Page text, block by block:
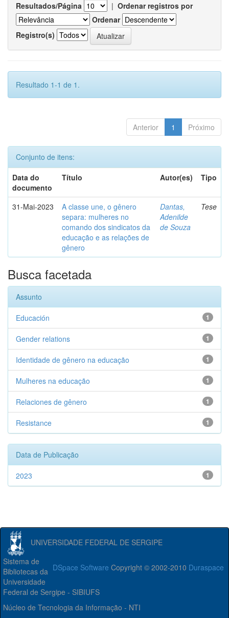
Resultados/Página | Ordenar registros por
Ordenar
Registro(s)
Resultado 1-1 de 1.
Anterior 1 Próximo
Conjunto de itens:
Data do
documento
Título Autor(es) Tipo
31-Mai-2023
A classe une, o gênero
separa: mulheres no
comando dos sindicatos da
educação e as relações de
gênero
Dantas,
Adenilde
de Souza
Tese
Busca facetada
Assunto
1
Educación
1
Gender relations
1
Identidade de gênero na educação
1
Mulheres na educação
1
Relaciones de gênero
1
Resistance
Data de Publicação
1
2023
UNIVERSIDADE FEDERAL DE SERGIPE
DSpace Software Copyright © 2002-2010 Duraspace
Sistema de
Bibliotecas da
Universidade
Federal de Sergipe - SIBIUFS
Núcleo de Tecnologia da Informação - NTI